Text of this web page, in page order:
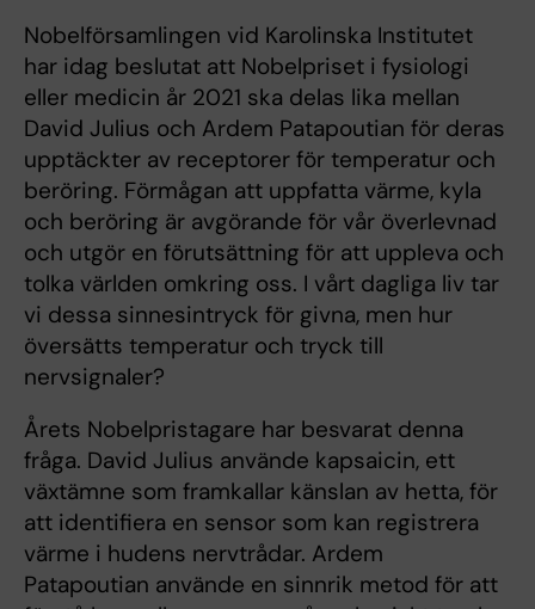
Nobelförsamlingen vid Karolinska Institutet
har idag beslutat att Nobelpriset i fysiologi
eller medicin år 2021 ska delas lika mellan
David Julius och Ardem Patapoutian för deras
upptäckter av receptorer för temperatur och
beröring. Förmågan att uppfatta värme, kyla
och beröring är avgörande för vår överlevnad
och utgör en förutsättning för att uppleva och
tolka världen omkring oss. I vårt dagliga liv tar
vi dessa sinnesintryck för givna, men hur
översätts temperatur och tryck till
nervsignaler?
Årets Nobelpristagare har besvarat denna
fråga. David Julius använde kapsaicin, ett
växtämne som framkallar känslan av hetta, för
att identifiera en sensor som kan registrera
värme i hudens nervtrådar. Ardem
Patapoutian använde en sinnrik metod för att